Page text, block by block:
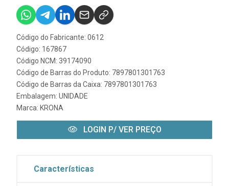
Código do Fabricante: 0612
Código: 167867
Código NCM: 39174090
Código de Barras do Produto: 7897801301763
Código de Barras da Caixa: 7897801301763
Embalagem: UNIDADE
Marca: KRONA
LOGIN P/ VER PREÇO
Características